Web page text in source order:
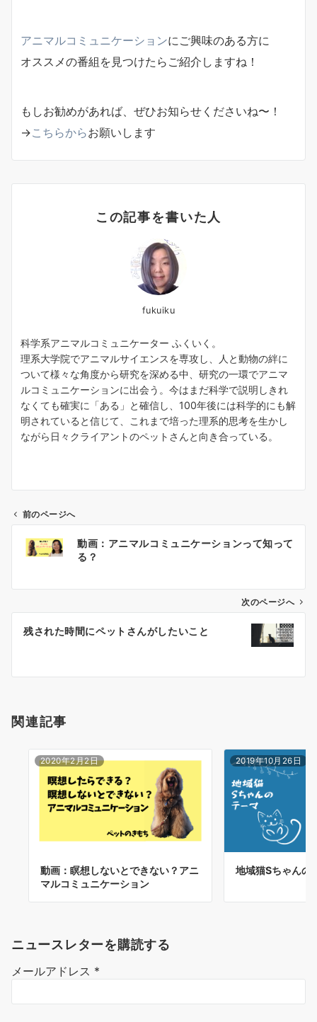
アニマルコミュニケーションにご興味のある方に
オススメの番組を見つけたらご紹介しますね！
もしお勧めがあれば、ぜひお知らせくださいね〜！
→こちらからお願いします
この記事を書いた人
fukuiku
科学系アニマルコミュニケーター ふくいく。
理系大学院でアニマルサイエンスを専攻し、人と動物の絆に
ついて様々な角度から研究を深める中、研究の一環でアニマ
ルコミュニケーションに出会う。今はまだ科学で説明しきれ
なくても確実に「ある」と確信し、100年後には科学的にも解
明されていると信じて、これまで培った理系的思考を生かし
ながら日々クライアントのペットさんと向き合っている。
ン
前のページへ
動画：アニマルコミュニケーションって知って
る？
次のページへ
残された時間にペットさんがしたいこと
関連記事
2020年2月2日
動画：瞑想しないとできない？アニ
マルコミュニケーション
2019年10月26日
地域猫Sちゃんの
ニュースレターを購読する
メールアドレス *